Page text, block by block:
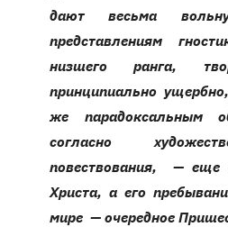
дают весьма
представлениям
низшего ранга,
принципиально
же парадоксальным
согласно
повествования, — еще
Христа, а его
мире — очередное